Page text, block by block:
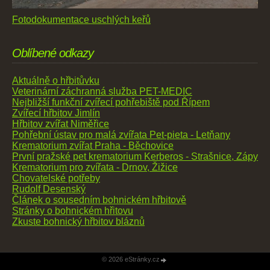
Fotodokumentace uschlých keřů
Oblíbené odkazy
Aktuálně o hřbitůvku
Veterinární záchranná služba PET-MEDIC
Nejbližší funkční zvířecí pohřebiště pod Řípem
Zvířecí hřbitov Jimlín
Hřbitov zvířat Niměřice
Pohřební ústav pro malá zvířata Pet-pieta - Letňany
Krematorium zvířat Praha - Běchovice
První pražské pet krematorium Kerberos - Strašnice, Zápy
Krematorium pro zvířata - Drnov, Žižice
Chovatelské potřeby
Rudolf Desenský
Článek o sousedním bohnickém hřbitově
Stránky o bohnickém hřitovu
Zkuste bohnický hřbitov bláznů
© 2026 eStránky.cz